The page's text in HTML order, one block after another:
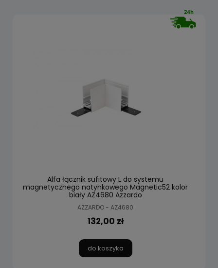
Alfa łącznik sufitowy L do systemu
magnetycznego natynkowego Magnetic52 kolor
biały AZ4680 Azzardo
AZZARDO - AZ4680
132,00 zł
do koszyka